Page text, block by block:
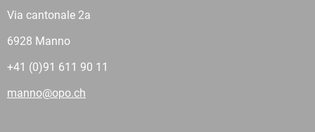
Via cantonale 2a
6928 Manno
+41 (0)91 611 90 11
manno@opo.ch